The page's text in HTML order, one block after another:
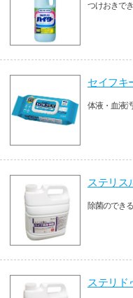
つけおきで
セイフキ
体液・血液
ステリス
除菌のでき
ステリド